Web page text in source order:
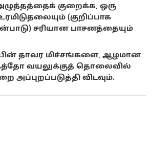
குறைக்க, ஒரு
(குறிப்பாக
சரியான பாசனத்தையும்
தாவர மிச்சங்களை, ஆழமான
வயலுக்குத் தொலைவில்
அப்புறப்படுத்தி விடவும்.